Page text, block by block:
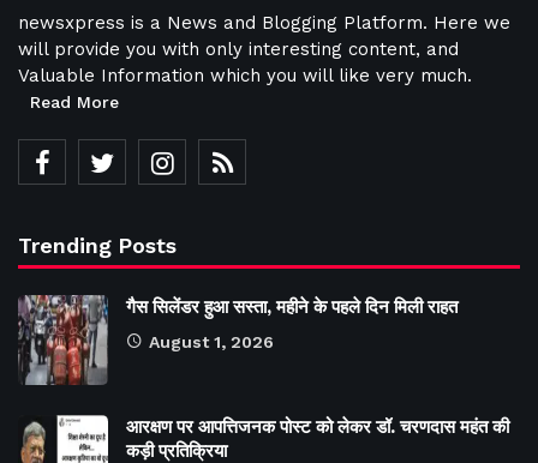
newsxpress is a News and Blogging Platform. Here we
will provide you with only interesting content, and
Valuable Information which you will like very much.
Read More
Trending Posts
गैस सिलेंडर हुआ सस्ता, महीने के पहले दिन मिली राहत
August 1, 2026
आरक्षण पर आपत्तिजनक पोस्ट को लेकर डॉ. चरणदास महंत की
कड़ी प्रतिक्रिया